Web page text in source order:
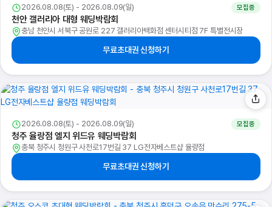
2026.08.08(토) - 2026.08.09(일) 모집중
천안 갤러리아 대형 웨딩박람회
충남 천안시 서북구 공원로 227 갤러리아백화점 센터시티점 7F 특별전시장
무료초대권 신청하기
2026.08.08(토) - 2026.08.09(일) 모집중
청주 율랑점 엘지 위드유 웨딩박람회
충북 청주시 청원구 사천로17번길 37 LG전자베스트샵 율량점
무료초대권 신청하기